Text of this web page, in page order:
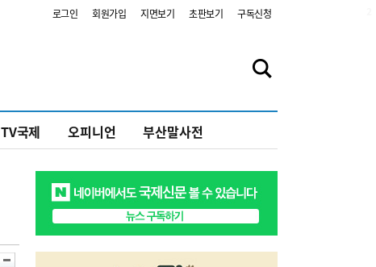
로그인 회원가입 지면보기 초판보기 구독신청
TV국제 오피니언 부산말사전